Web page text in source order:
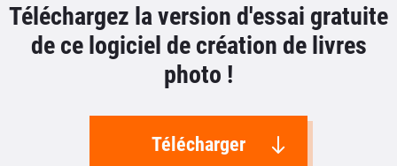
Téléchargez la version d'essai gratuite
de ce logiciel de création de livres
photo !
Télécharger